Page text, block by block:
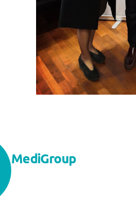
MediGroup